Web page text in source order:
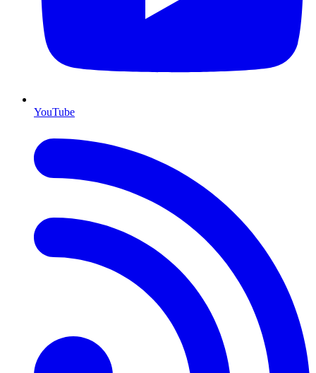
YouTube